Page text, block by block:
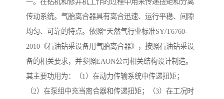
一。在钻机和修井机工作的过程中用来传递扭矩和分离
传动系统。气胎离合器具有离合迅速、运行平稳、间隙
均匀、可靠的特点。依照*天然气行业标准SY/T6760-
2010《石油钻采设备用气胎离合器》，按照石油钻采设
备的相关要求，并参照EAON公司相关结构设计制造。
其主要功用为：（1）在动力传输系统中传递扭矩；
（2）在泵组中充当离合器和传递扭矩；（3）在工况时